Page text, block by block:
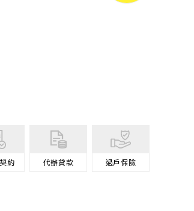
約 代辦貸款 過戶保險